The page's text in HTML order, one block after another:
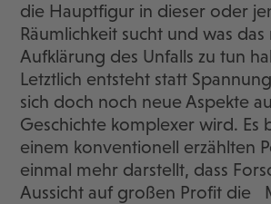
die Hauptfigur in dieser oder
Räumlichkeit sucht und was
Aufklärung des Unfalls zu tun
Letztlich entsteht statt
sich doch noch neue Aspekte
Geschichte komplexer wird. Es
einem konventionell erzählten
einmal mehr darstellt, dass
Aussicht auf großen Profit die